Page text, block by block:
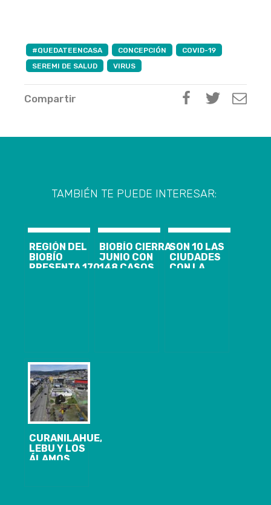
#QUEDATEENCASA CONCEPCIÓN
COVID-19
SEREMI DE SALUD
VIRUS
Compartir
TAMBIÉN TE PUEDE INTERESAR:
REGIÓN DEL
BIOBÍO
PRESENTA 170
BIOBÍO CIERRA
JUNIO CON
148 CASOS
SON 10 LAS
CIUDADES
CON LA
CURANILAHUE,
LEBU Y LOS
ÁLAMOS